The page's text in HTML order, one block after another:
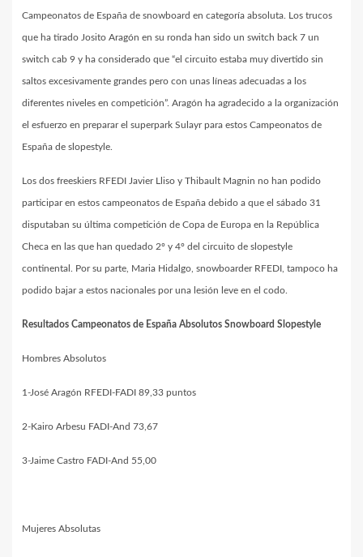
Campeonatos de España de snowboard en categoría absoluta. Los trucos
que ha tirado Josito Aragón en su ronda han sido un switch back 7 un
switch cab 9 y ha considerado que “el circuito estaba muy divertido sin
saltos excesivamente grandes pero con unas líneas adecuadas a los
diferentes niveles en competición”. Aragón ha agradecido a la organización
el esfuerzo en preparar el superpark Sulayr para estos Campeonatos de
España de slopestyle.
Los dos freeskiers RFEDI Javier Lliso y Thibault Magnin no han podido
participar en estos campeonatos de España debido a que el sábado 31
disputaban su última competición de Copa de Europa en la República
Checa en las que han quedado 2º y 4º del circuito de slopestyle
continental. Por su parte, Maria Hidalgo, snowboarder RFEDI, tampoco ha
podido bajar a estos nacionales por una lesión leve en el codo.
Resultados Campeonatos de España Absolutos Snowboard Slopestyle
Hombres Absolutos
1-José Aragón RFEDI-FADI 89,33 puntos
2-Kairo Arbesu FADI-And 73,67
3-Jaime Castro FADI-And 55,00
Mujeres Absolutas